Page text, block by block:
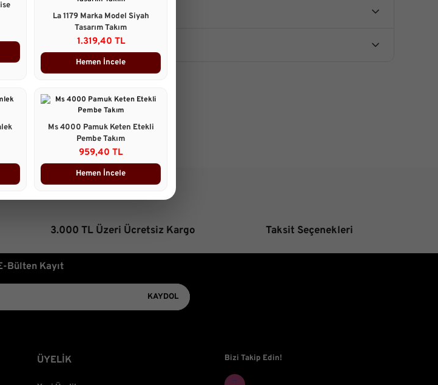
La 1179 Marka Model Siyah
Tasarım Takım
1.319,40 TL
Hemen İncele
Ms 4000 Pamuk Keten Etekli
Pembe Takım
959,40 TL
Hemen İncele
Ürün Yorumları
Bu ürüne ilk yorumu siz yapın!
Önerileriniz
Bu ürünün fiyat bilgisi, resim, ürün açıklamalarında ve diğer konularda yetersiz
Ürün açıklamasında eksik bilgiler bulunuyor.
Ürün bilgilerinde hatalar bulunuyor.
Ürün fiyatı diğer sitelerden daha pahalı.
Bu ürüne benzer farklı alternatifler olmalı.
3.000 TL Üzeri Ücretsiz Kargo Taksit Seçenekleri
Bülten Kayıt
KAYDOL
ÜYELİK Bizi Takip Edin!